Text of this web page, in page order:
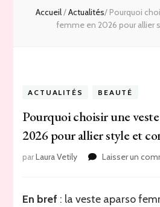
Accueil/Actualités/ Pourquoi
femme en 2026 pour allier
ACTUALITÉS BEAUTÉ
Pourquoi choisir une
2026 pour allier style et
parLaura Vetily Laisser un
En bref : la veste aparso